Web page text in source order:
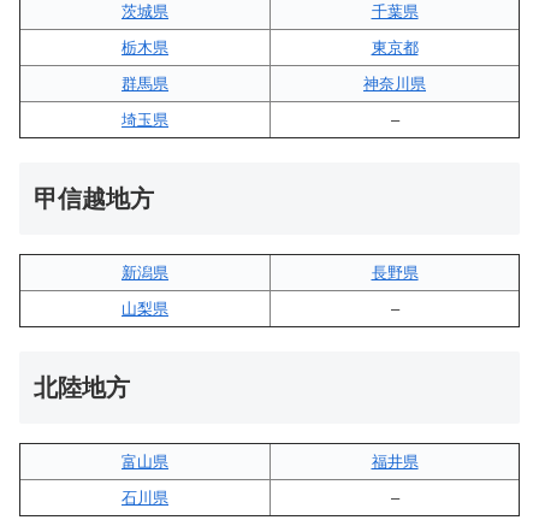
茨城県
千葉県
栃木県
東京都
群馬県
神奈川県
埼玉県
–
甲信越地方
新潟県
長野県
山梨県
–
北陸地方
富山県
福井県
石川県
–